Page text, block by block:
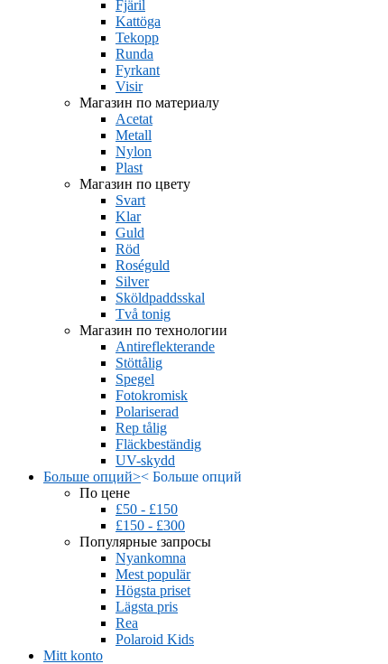
Fjäril
Kattöga
Tekopp
Runda
Fyrkant
Visir
Магазин по материалу
Acetat
Metall
Nylon
Plast
Магазин по цвету
Svart
Klar
Guld
Röd
Roséguld
Silver
Sköldpaddsskal
Två tonig
Магазин по технологии
Antireflekterande
Stöttålig
Spegel
Fotokromisk
Polariserad
Rep tålig
Fläckbeständig
UV-skydd
Больше опций>< Больше опций
По цене
£50 - £150
£150 - £300
Популярные запросы
Nyankomna
Mest populär
Högsta priset
Lägsta pris
Rea
Polaroid Kids
Mitt konto